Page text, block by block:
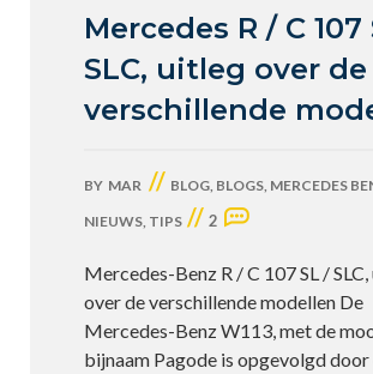
Mercedes R / C 107
SLC, uitleg over de
verschillende
BY MAR // BLOG BLOGS MERCEDES
NIEUWS TIPS // 2
Mercedes-Benz R / C 107 SL /
over de verschillende modellen De
Mercedes-Benz W113, met de
bijnaam Pagode is opgevolgd door